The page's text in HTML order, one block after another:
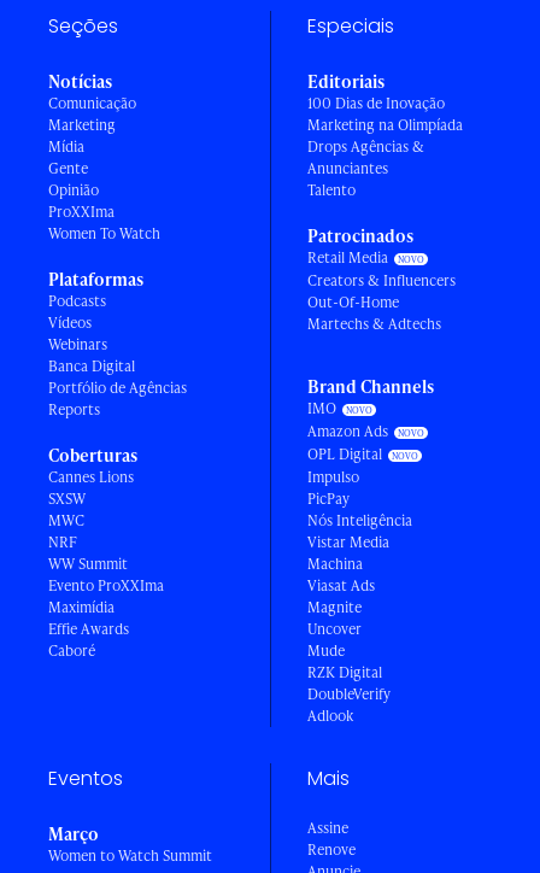
Seções
Notícias
Comunicação
Marketing
Mídia
Gente
Opinião
ProXXIma
Women To Watch
Plataformas
Podcasts
Vídeos
Webinars
Banca Digital
Portfólio de Agências
Reports
Coberturas
Cannes Lions
SXSW
MWC
NRF
WW Summit
Evento ProXXIma
Maximídia
Effie Awards
Caboré
Especiais
Editoriais
100 Dias de Inovação
Marketing na Olimpíada
Drops Agências &
Anunciantes
Talento
Patrocinados
Retail Media
Creators & Influencers
Out-Of-Home
Martechs & Adtechs
Brand Channels
IMO
Amazon Ads
OPL Digital
Impulso
PicPay
Nós Inteligência
Vistar Media
Machina
Viasat Ads
Magnite
Uncover
Mude
RZK Digital
DoubleVerify
Adlook
Eventos
Março
Women to Watch Summit
Mais
Assine
Renove